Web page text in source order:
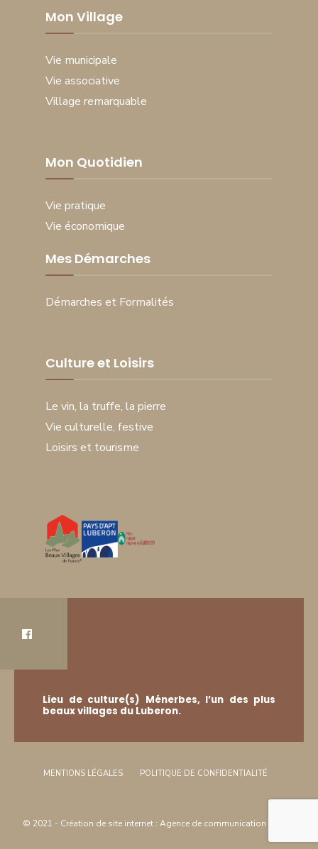
Mon Village
Vie municipale
Vie associative
Village remarquable
Mon Quotidien
Vie pratique
Vie économique
Mes Démarches
Démarches et Formalités
Culture et Loisirs
Le vin, la truffe, la pierre
Vie culturelle, festive
Loisirs et tourisme
Lieu de culture(s) Ménerbes, l’un des plus
beaux villages du Luberon.
MENTIONS LÉGALES POLITIQUE DE CONFIDENTIALITÉ
© 2021 - Création de site internet : Agence de communication